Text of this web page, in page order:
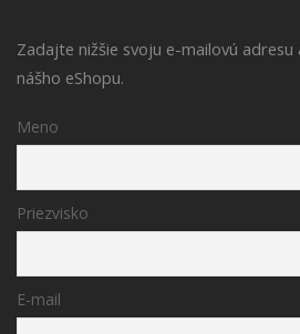
Zadajte nižšie svoju e-mailovú adresu
nášho eShopu.
Meno
Priezvisko
E-mail